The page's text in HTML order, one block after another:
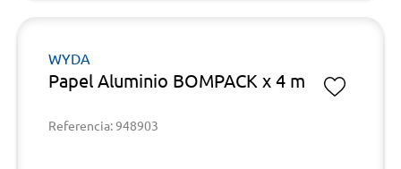
WYDA
Papel Aluminio BOMPACK x 4 m
Referencia: 948903